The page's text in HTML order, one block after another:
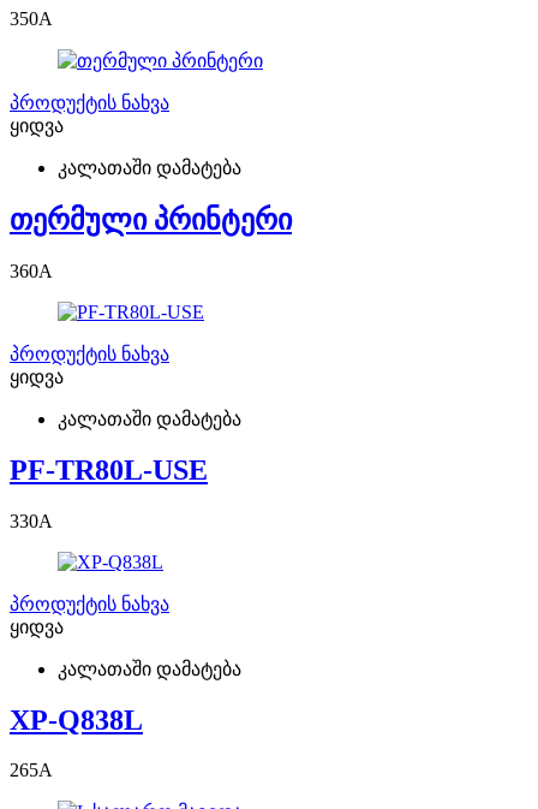
350A
პროდუქტის ნახვა
ყიდვა
კალათაში დამატება
თერმული პრინტერი
360A
პროდუქტის ნახვა
ყიდვა
კალათაში დამატება
PF-TR80L-USE
330A
პროდუქტის ნახვა
ყიდვა
კალათაში დამატება
XP-Q838L
265A